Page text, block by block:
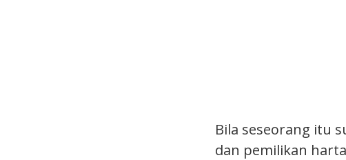
Bila seseorang itu
dan pemilikan